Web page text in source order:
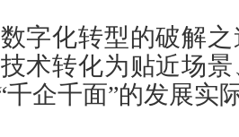
化转型的破解之
术转化为贴近场
企千面”的发展实